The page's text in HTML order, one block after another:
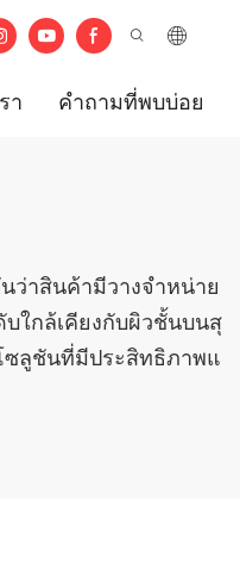
า คำถามที่พบบ่อย
ว่าสินค้ามีวางจำหน่าย
ใกล้เคียงกับผิวชั้นบนสุ
ซลูชันที่มีประสิทธิภาพแ